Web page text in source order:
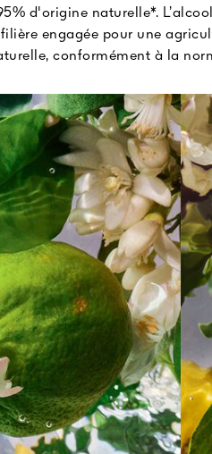
d'origine naturelle*.
engagée pour une
conformément à la